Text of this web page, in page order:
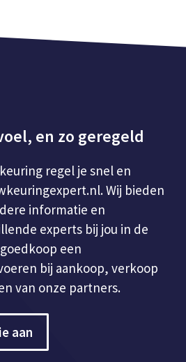
en zo geregeld
regel je snel en
Wij bieden
informatie en
experts bij jou in de
een
bij aankoop, verkoop
van onze partners.
aan